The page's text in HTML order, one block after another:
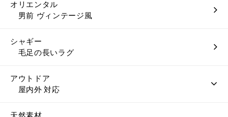
オリエンタル
男前 ヴィンテージ風
シャギー
毛足の長いラグ
アウトドア
屋内外 対応
天然素材